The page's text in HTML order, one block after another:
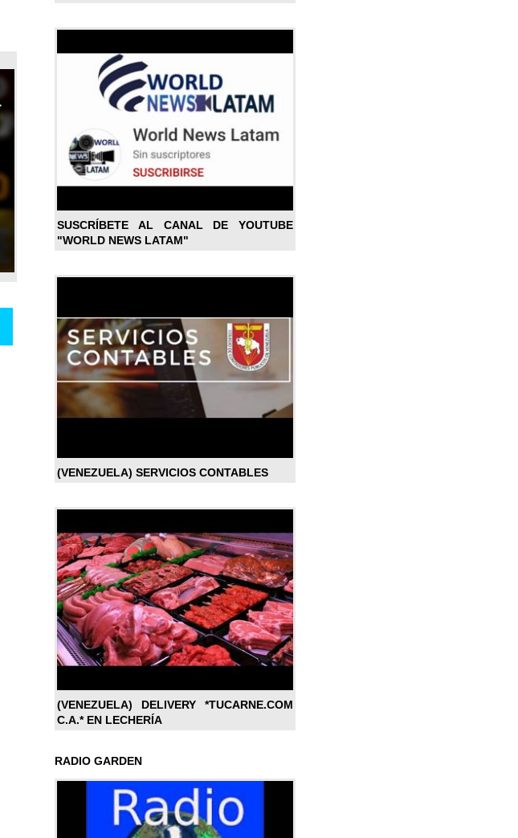
SUSCRÍBETE AL CANAL DE YOUTUBE
"WORLD NEWS LATAM"
(VENEZUELA) SERVICIOS CONTABLES
(VENEZUELA) DELIVERY *TUCARNE.COM
C.A.* EN LECHERÍA
RADIO GARDEN